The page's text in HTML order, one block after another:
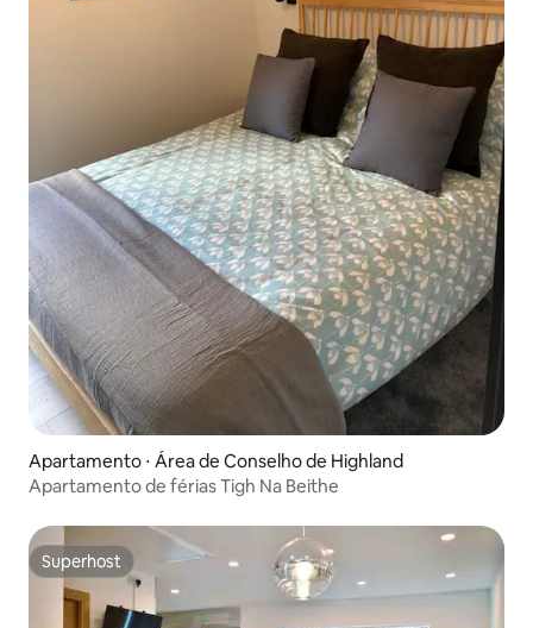
Apartamento ⋅ Área de Conselho de Highland
Apartamento de férias Tigh Na Beithe
Superhost
Superhost